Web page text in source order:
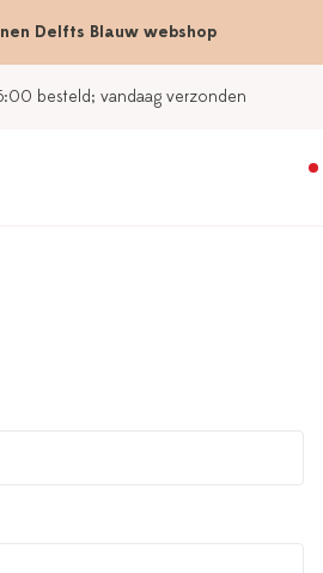
Delfts Blauw webshop
besteld; vandaag verzonden